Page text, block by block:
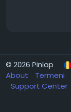
© 2026 Pinlap
About
Termeni
Support Center